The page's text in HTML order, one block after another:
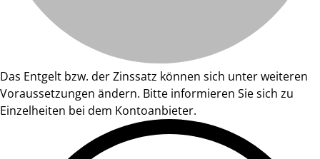
Das Entgelt bzw. der Zinssatz können sich unter weiteren
Voraussetzungen ändern. Bitte informieren Sie sich zu
Einzelheiten bei dem Kontoanbieter.